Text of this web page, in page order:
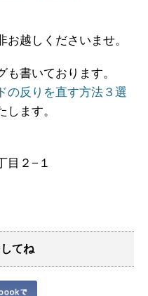
越しくださいませ。
書いております。
の反りを直す方法３選
ます。
目２−１
てね